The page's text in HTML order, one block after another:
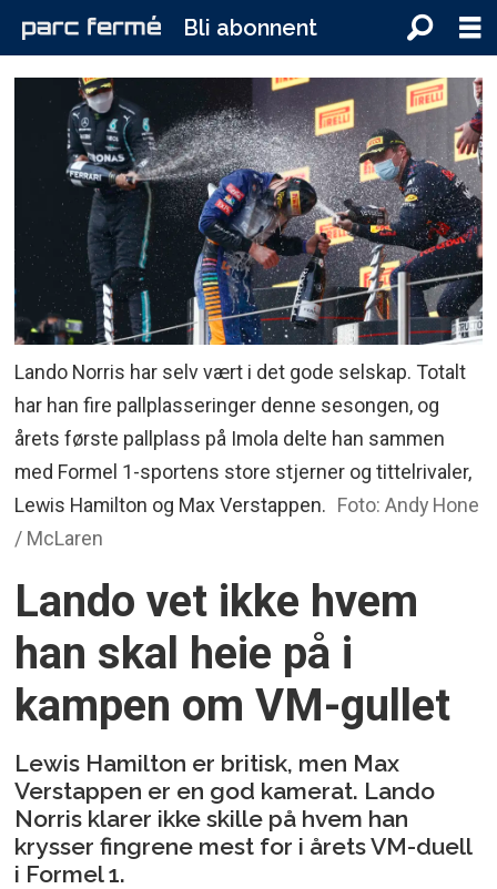
Bli abonnent
Lando Norris har selv vært i det gode selskap. Totalt
har han fire pallplasseringer denne sesongen, og
årets første pallplass på Imola delte han sammen
med Formel 1-sportens store stjerner og tittelrivaler,
Lewis Hamilton og Max Verstappen. Foto: Andy Hone
/ McLaren
Lando vet ikke hvem
han skal heie på i
kampen om VM-gullet
Lewis Hamilton er britisk, men Max
Verstappen er en god kamerat. Lando
Norris klarer ikke skille på hvem han
krysser fingrene mest for i årets VM-duell
i Formel 1.